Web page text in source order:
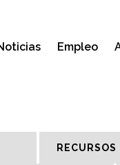
Empleo